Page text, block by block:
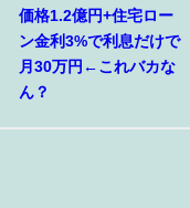
価格1.2億円+住宅ロー
ン金利3%で利息だけで
月30万円←これバカな
ん？